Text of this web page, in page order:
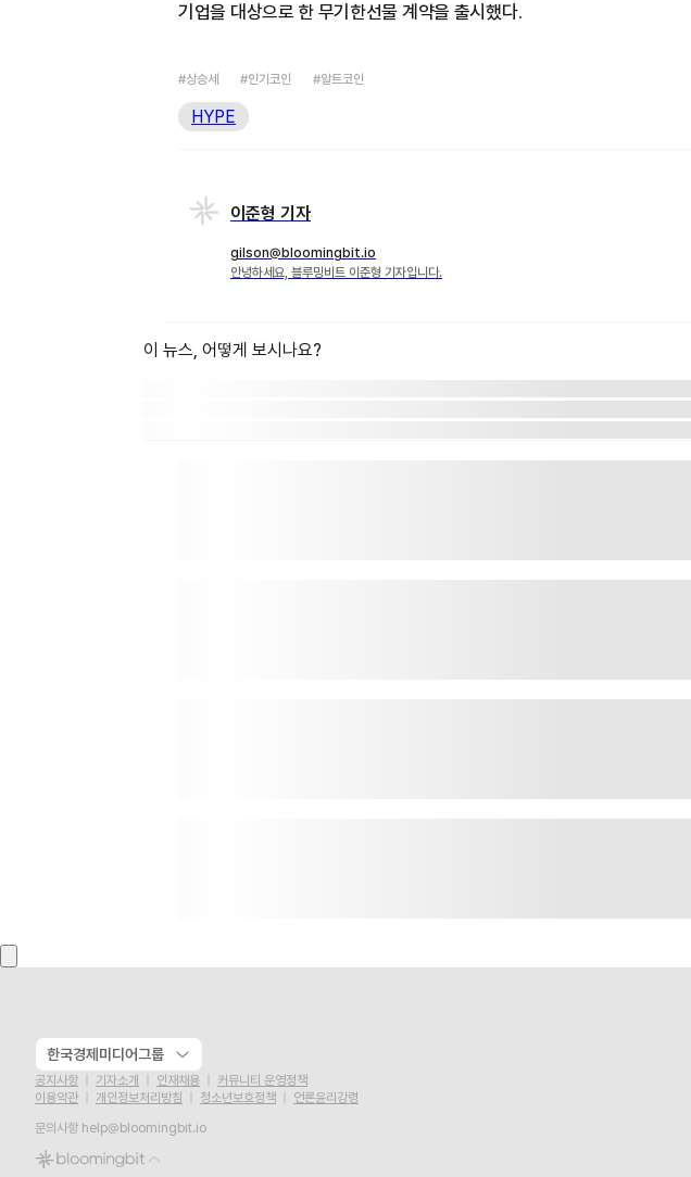
기업을 대상으로 한 무기한선물 계약을 출시했다.
#상승세 #인기코인 #알트코인
HYPE
이준형 기자
gilson@bloomingbit.io
안녕하세요, 블루밍비트 이준형 기자입니다.
이 뉴스, 어떻게 보시나요?
한국경제미디어그룹
공지사항 기자소개 인재채용
커뮤니티 운영정책
이용약관
개인정보처리방침 청소년보호정책
언론윤리강령
문의사항 help@bloomingbit.io